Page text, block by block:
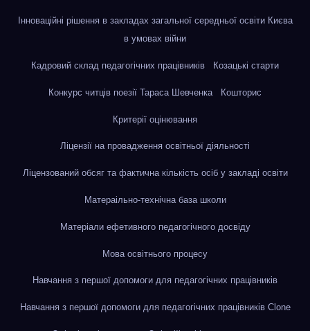
Інноваційні рішення в закладах загальної середньої освіти Києва
в умовах війни
Кадровий склад педагогічних працівників Козацькі старти
Конкурс читців поезії Тараса Шевченка Кошторис
Критерії оцінювання
Ліцензії на провадження освітньої діяльності
Ліцензований обсяг та фактична кількість осіб у закладі освіти
Матераільно-технічна база школи
Матеріали ефетивного педагогічного досвіду
Мова освітнього процесу
Навчання з першої допомоги для педагогічних працівників
Навчання з першої допомоги для педагогічних працівників Clone